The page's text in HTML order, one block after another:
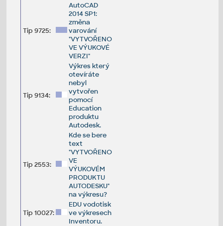
Tip 9725:
AutoCAD
2014 SP1:
změna
varování
"VYTVOŘENO
VE VÝUKOVÉ
VERZI"
Tip 9134:
Výkres který
otevíráte
nebyl
vytvořen
pomocí
Education
produktu
Autodesk.
Tip 2553:
Kde se bere
text
"VYTVOŘENO
VE
VÝUKOVÉM
PRODUKTU
AUTODESKU"
na výkresu?
Tip 10027:
EDU vodotisk
ve výkresech
Inventoru.